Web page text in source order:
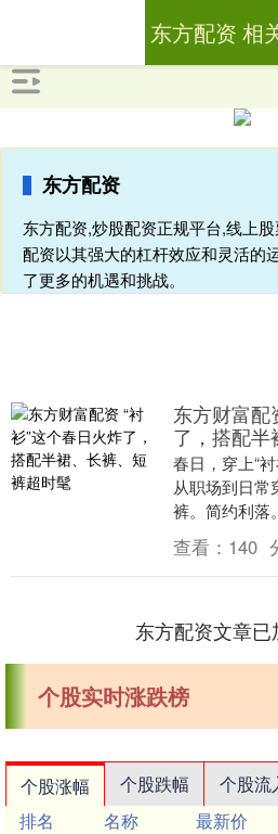
东方配资
东方配资,炒股配资正规平台,线上
配资以其强大的杠杆效应和灵活的
了更多的机遇和挑战。
东方配资 相
东方财富配
了，搭配半
春日，穿上“
从职场到日常
裤。简约利落
体，换成短裤
这春暖花开的
查看： 140
东方配资文章
个股实时涨跌榜
个股涨幅 个股跌幅 个股流
排名
名称 最新价